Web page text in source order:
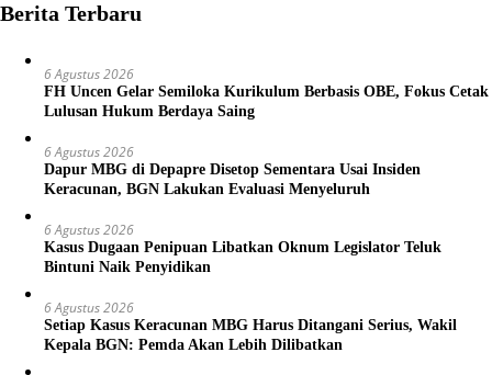
Berita Terbaru
6 Agustus 2026
FH Uncen Gelar Semiloka Kurikulum Berbasis OBE, Fokus Cetak
Lulusan Hukum Berdaya Saing
6 Agustus 2026
Dapur MBG di Depapre Disetop Sementara Usai Insiden
Keracunan, BGN Lakukan Evaluasi Menyeluruh
6 Agustus 2026
Kasus Dugaan Penipuan Libatkan Oknum Legislator Teluk
Bintuni Naik Penyidikan
6 Agustus 2026
Setiap Kasus Keracunan MBG Harus Ditangani Serius, Wakil
Kepala BGN: Pemda Akan Lebih Dilibatkan